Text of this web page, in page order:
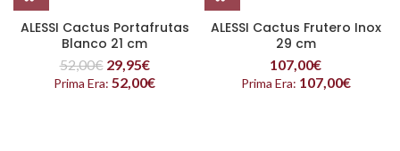
ALESSI Cactus Portafrutas
Blanco 21 cm
52,00€ 29,95€
Prima Era: 52,00€
ALESSI Cactus Frutero Inox
29 cm
107,00€
Prima Era: 107,00€